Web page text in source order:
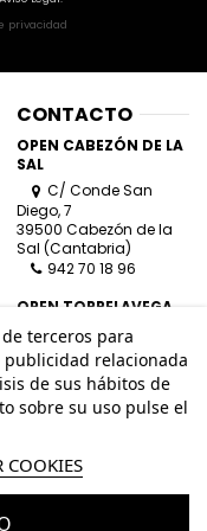
privacidad
CONTACTO
OPEN CABEZÓN DE LA
SAL
C/ Conde San
Diego, 7
39500 Cabezón de la
Sal (Cantabria)
942 70 18 96
OPEN TORRELAVEGA
C/ José Posada
Herrera, Esquina
Lasaga Larreta
39300 Torrelavega
(Cantabria)
terceros para
relacionada
de sus hábitos de
sobre su uso pulse el
COOKIES